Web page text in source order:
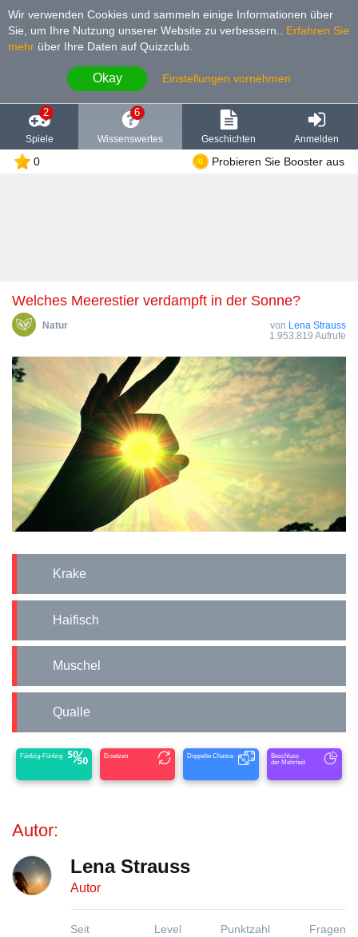
Wir verwenden Cookies und sammeln einige Informationen über
Sie, um Ihre Nutzung unserer Website zu verbessern.
Erfahren Sie
mehr über Ihre Daten auf Quizzclub.
Okay Einstellungen vornehmen
2
Spiele
6
Wissenswertes Geschichten Anmelden
0 Probieren Sie Booster aus
Welches Meerestier verdampft in der Sonne?
Natur von Lena Strauss
1.953.819 Aufrufe
Krake
Haifisch
Muschel
Qualle
Fünfzig-Fünfzig Ersetzen Doppelte Chance
Beschluss
der Mehrheit
Autor:
Lena Strauss
Autor
Seit Level Punktzahl Fragen